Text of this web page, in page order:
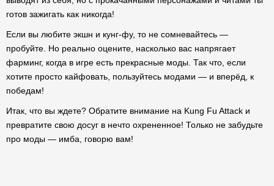
готов зажигать как никогда!
Если вы любите экшн и кунг-фу, то не сомневайтесь —
пробуйте. Но реально оцените, насколько вас напрягает
фарминг, когда в игре есть прекрасные моды. Так что, если
хотите просто кайфовать, пользуйтесь модами — и вперёд, к
победам!
Итак, что вы ждете? Обратите внимание на Kung Fu Attack и
превратите свою досуг в нечто охрененное! Только не забудьте
про моды — имба, говорю вам!